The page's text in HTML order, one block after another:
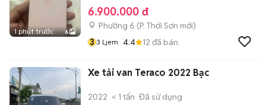
1 phút trước 6
6.900.000 đ
Phường 6 (P. Thới Sơn mới)
3 3 Ljem 4.4 12 đã bán
Xe tải van Teraco 2022 Bạc
2022 < 1 tấn Đã sử dụng